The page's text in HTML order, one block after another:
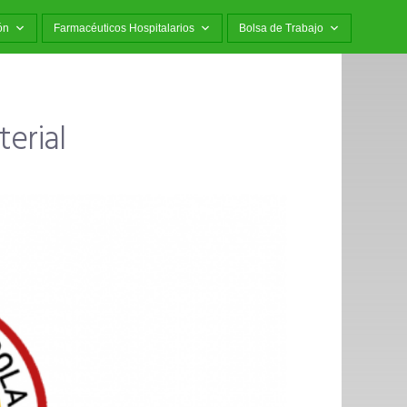
Farmacéuticos Hospitalarios Bolsa de Trabajo